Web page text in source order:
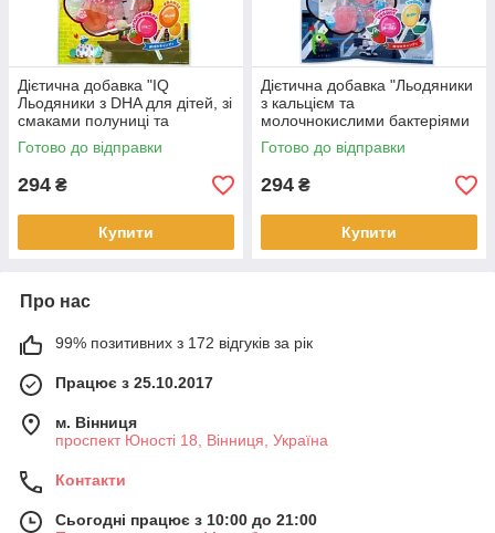
Дієтична добавка "IQ
Льодяники з DHA для дітей, зі
смаками полуниці та
апельсину" Unimat Riken, 8
шт
Готово до відправки
294 ₴
Купити
Дієтична добавка "Льодяники
з кальцієм та
молочнокислими бактеріями
для дітей" 8 шт (440897)
Готово до відправки
294 ₴
Купити
Про нас
99% позитивних з 172 відгуків за рік
Працює з 25.10.2017
м. Вінниця
проспект Юності 18, Вінниця, Україна
Контакти
Сьогодні працює з 10:00 до 21:00